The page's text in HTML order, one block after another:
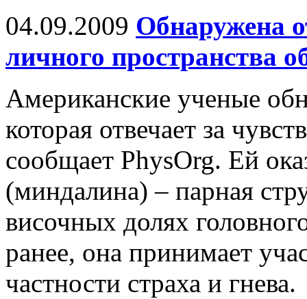
04.09.2009 Обнаружена
личного пространства
Американские ученые
которая отвечает за
сообщает PhysOrg. Ей
(миндалина) – парная
височных долях
ранее, она принимает
частности страха и гнева.